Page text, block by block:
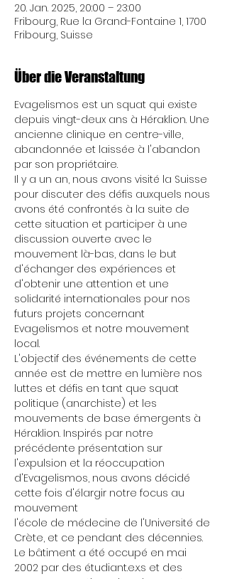
20. Jan. 2025, 20:00 – 23:00
Fribourg, Rue la Grand-Fontaine 1, 1700
Fribourg, Suisse
Über die Veranstaltung
Evagelismos est un squat qui existe
depuis vingt-deux ans à Héraklion. Une
ancienne clinique en centre-ville,
abandonnée et laissée à l'abandon
par son propriétaire.
Il y a un an, nous avons visité la Suisse
pour discuter des défis auxquels nous
avons été confrontés à la suite de
cette situation et participer à une
discussion ouverte avec le
mouvement là-bas, dans le but
d'échanger des expériences et
d'obtenir une attention et une
solidarité internationales pour nos
futurs projets concernant
Evagelismos et notre mouvement
local.
L'objectif des événements de cette
année est de mettre en lumière nos
luttes et défis en tant que squat
politique (anarchiste) et les
mouvements de base émergents à
Héraklion. Inspirés par notre
précédente présentation sur
l'expulsion et la réoccupation
d'Evagelismos, nous avons décidé
cette fois d'élargir notre focus au
mouvement
l'école de médecine de l'Université de
Crète, et ce pendant des décennies.
Le bâtiment a été occupé en mai
2002 par des étudiant.e.x.s et des